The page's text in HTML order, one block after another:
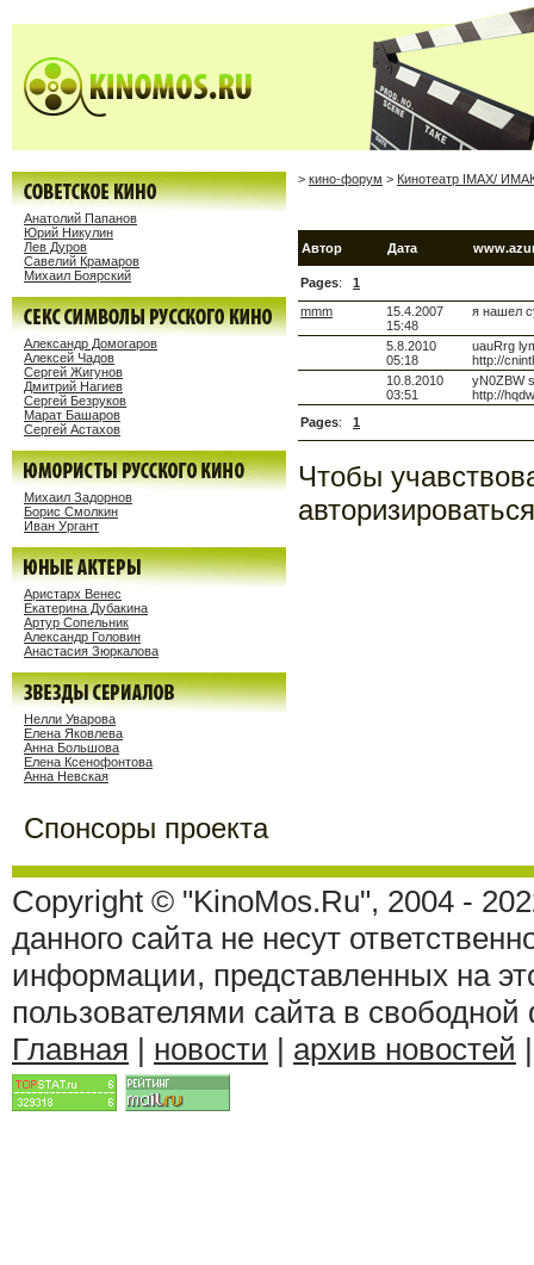
Анатолий Папанов
Юрий Никулин
Лев Дуров
Савелий Крамаров
Михаил Боярский
Александр Домогаров
Алексей Чадов
Сергей Жигунов
Дмитрий Нагиев
Сергей Безруков
Марат Башаров
Сергей Астахов
Михаил Задорнов
Борис Смолкин
Иван Ургант
Аристарх Венес
Екатерина Дубакина
Артур Сопельник
Александр Головин
Анастасия Зюркалова
Нелли Уварова
Елена Яковлева
Анна Большова
Елена Ксенофонтова
Анна Невская
Спонсоры проекта
> кино-форум > Кинотеатр IMAX/
Автор Дата
Pages: 1
mmm
15.4.2007
15:48
я нашел
5.8.2010
05:18
uauRrg
http://
10.8.2010
03:51
yN0ZBW
http://
Pages: 1
Чтобы
Copyright © "KinoMos.Ru", 2004 -
данного сайта не несут
информации, представленных на
пользователями сайта в
Главная | новости | архив новостей